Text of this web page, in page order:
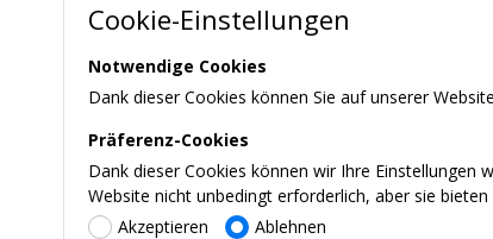
Cookie-Einstellungen
Notwendige Cookies
Dank dieser Cookies können Sie auf unserer
Präferenz-Cookies
Dank dieser Cookies können wir Ihre Einstellungen
Website nicht unbedingt erforderlich, aber sie
Akzeptieren
Ablehnen